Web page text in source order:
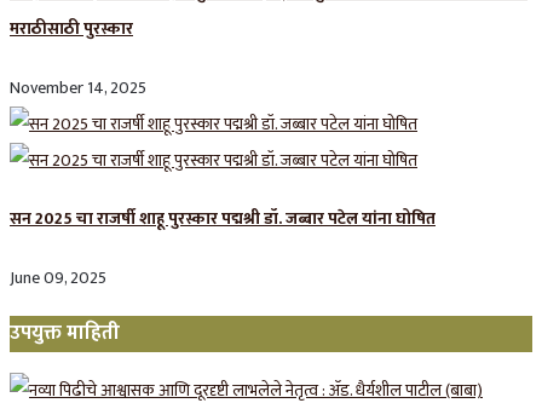
मराठीसाठी पुरस्कार
November 14, 2025
सन 2025 चा राजर्षी शाहू पुरस्कार प‌द्मश्री डॉ. जब्बार पटेल यांना घोषित
June 09, 2025
उपयुक्त माहिती